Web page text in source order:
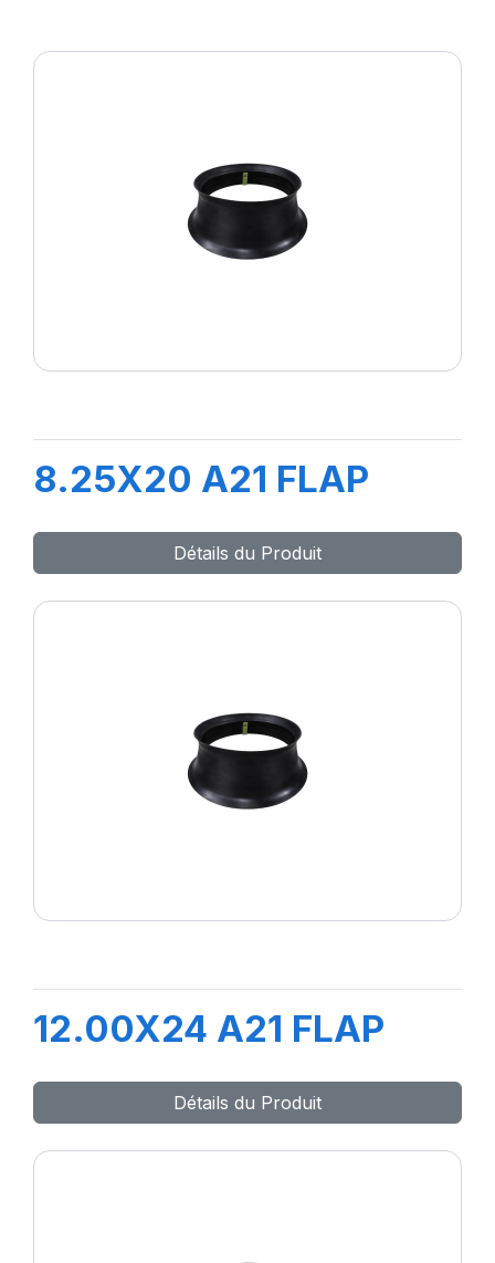
8.25X20 A21 FLAP
Détails du Produit
12.00X24 A21 FLAP
Détails du Produit